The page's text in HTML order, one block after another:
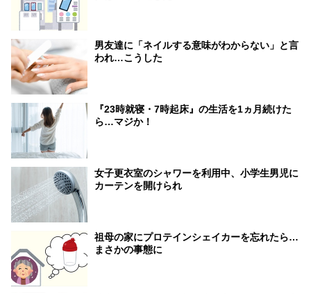
男友達に「ネイルする意味がわからない」と言
われ…こうした
『23時就寝・7時起床』の生活を1ヵ月続けた
ら…マジか！
女子更衣室のシャワーを利用中、小学生男児に
カーテンを開けられ
祖母の家にプロテインシェイカーを忘れたら…
まさかの事態に